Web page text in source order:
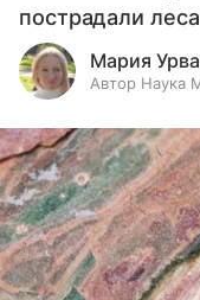
пострадали
Мария
Автор Наука